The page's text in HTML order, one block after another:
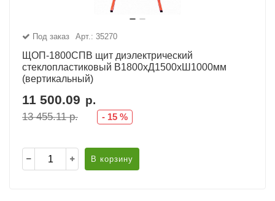
Под заказ Арт.: 35270
ЩОП-1800СПВ щит диэлектрический
стеклопластиковый В1800хД1500хШ1000мм
(вертикальный)
11 500.09 р.
13 455.11р. - 15 %
В корзину